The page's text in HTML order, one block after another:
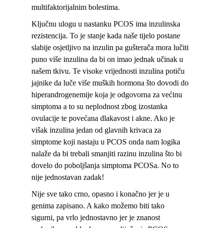
multifaktorijalnim bolestima.
Ključnu ulogu u nastanku PCOS ima inzulinska
rezistencija. To je stanje kada naše tijelo postane
slabije osjetljivo na inzulin pa gušterača mora lučiti
puno više inzulina da bi on imao jednak učinak u
našem tkivu. Te visoke vrijednosti inzulina potiču
jajnike da luče više muških hormona što dovodi do
hiperandrogenemije koja je odgovorna za većinu
simptoma a to su neplodnost zbog izostanka
ovulacije te povećana dlakavost i akne. Ako je
višak inzulina jedan od glavnih krivaca za
simptome koji nastaju u PCOS onda nam logika
nalaže da bi trebali smanjiti razinu inzulina što bi
dovelo do poboljšanja simptoma PCOSa. No to
nije jednostavan zadak!
Nije sve tako crno, opasno i konačno jer je u
genima zapisano. A kako možemo biti tako
sigurni, pa vrlo jednostavno jer je znanost